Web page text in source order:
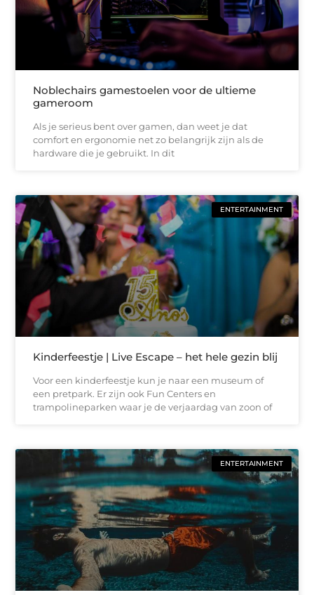
Noblechairs gamestoelen voor de ultieme
gameroom
Als je serieus bent over gamen, dan weet je dat
comfort en ergonomie net zo belangrijk zijn als de
hardware die je gebruikt. In dit
ENTERTAINMENT
Kinderfeestje | Live Escape – het hele gezin blij
Voor een kinderfeestje kun je naar een museum of
een pretpark. Er zijn ook Fun Centers en
trampolineparken waar je de verjaardag van zoon of
ENTERTAINMENT